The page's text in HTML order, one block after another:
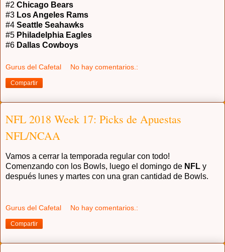
#2 Chicago Bears
#3 Los Angeles Rams
#4 Seattle Seahawks
#5 Philadelphia Eagles
#6 Dallas Cowboys
Gurus del Cafetal No hay comentarios.:
Compartir
NFL 2018 Week 17: Picks de Apuestas
NFL/NCAA
Vamos a cerrar la temporada regular con todo!
Comenzando con los Bowls, luego el domingo de NFL y
después lunes y martes con una gran cantidad de Bowls.
Gurus del Cafetal No hay comentarios.:
Compartir